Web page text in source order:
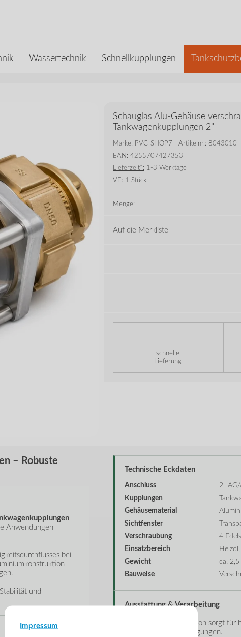
Impressum
Wassertechnik Schnellkupplungen
Schauglas Alu-Gehäuse
Tankwagenkupplungen 2"
Marke: PVC-SHOP7 Artikelnr.: 8043010
EAN: 4255707427353
Lieferzeit*: 1-3 Werktage
VE: 1 Stück
Menge:
Auf die Merkliste
schnelle
Lieferung
– Robuste
Anwendungen
bei
und
Technische Eckdaten
Anschluss
2"
Kupplungen
Gehäusematerial
Sichtfenster
Verschraubung
4
Einsatzbereich
Gewicht
ca. 2,5
Bauweise
Ausstattung & Verarbeitung
Die massive Konstruktion sorgt für
anspruchsvollen Bedingungen.